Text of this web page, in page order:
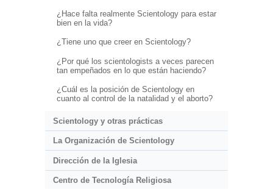
¿Hace falta realmente Scientology para estar
bien en la vida?
¿Tiene uno que creer en Scientology?
¿Por qué los scientologists a veces parecen
tan empeñados en lo que están haciendo?
¿Cuál es la posición de Scientology en
cuanto al control de la natalidad y el aborto?
Scientology y otras prácticas
La Organización de Scientology
Dirección de la Iglesia
Centro de Tecnología Religiosa